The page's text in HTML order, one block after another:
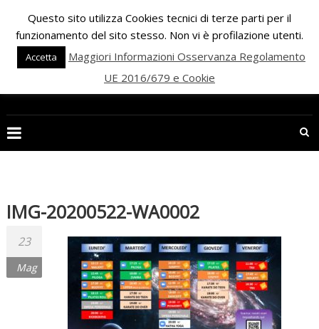
content
PALESTRA
ECLIPSE
una
nuova
era
per
il
IMG-20200522-WA0002
23
Mag
Questo sito utilizza Cookies tecnici di terze parti per il
funzionamento del sito stesso. Non vi è profilazione utenti.
Accetta
Maggiori Informazioni Osservanza Regolamento
UE 2016/679 e Cookie